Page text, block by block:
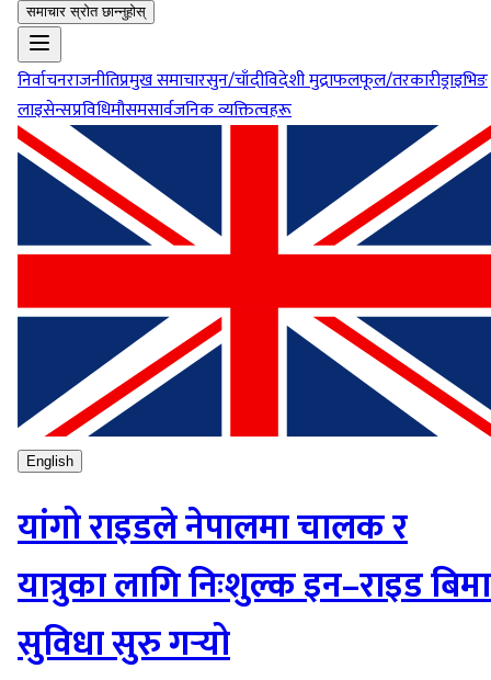
समाचार स्रोत छान्नुहोस्
निर्वाचनराजनीतिप्रमुख समाचारसुन/चाँदीविदेशी मुद्राफलफूल/तरकारीड्राइभिङ
लाइसेन्सप्रविधिमौसमसार्वजनिक व्यक्तित्वहरू
English
यांगो राइडले नेपालमा चालक र
यात्रुका लागि निःशुल्क इन–राइड बिमा
सुविधा सुरु गर्‍यो